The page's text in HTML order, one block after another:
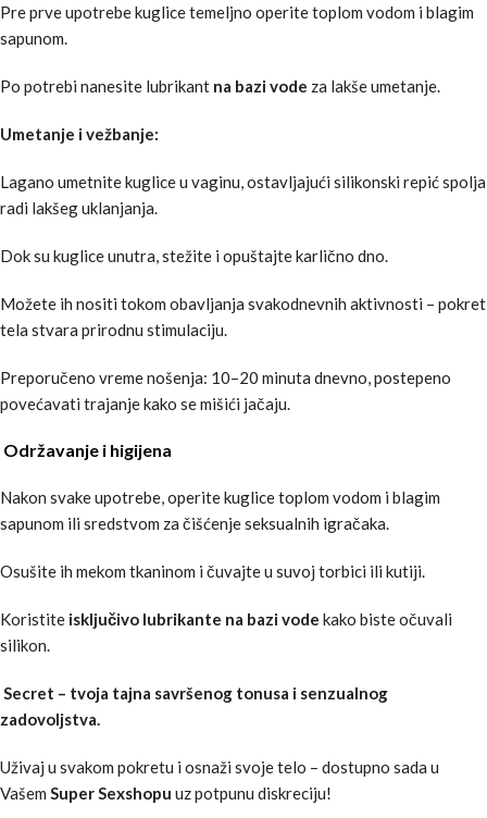
Pre prve upotrebe kuglice temeljno operite toplom vodom i blagim
sapunom.
Po potrebi nanesite lubrikant na bazi vode za lakše umetanje.
Umetanje i vežbanje:
Lagano umetnite kuglice u vaginu, ostavljajući silikonski repić spolja
radi lakšeg uklanjanja.
Dok su kuglice unutra, stežite i opuštajte karlično dno.
Možete ih nositi tokom obavljanja svakodnevnih aktivnosti – pokret
tela stvara prirodnu stimulaciju.
Preporučeno vreme nošenja: 10–20 minuta dnevno, postepeno
povećavati trajanje kako se mišići jačaju.
Održavanje i higijena
Nakon svake upotrebe, operite kuglice toplom vodom i blagim
sapunom ili sredstvom za čišćenje seksualnih igračaka.
Osušite ih mekom tkaninom i čuvajte u suvoj torbici ili kutiji.
Koristite isključivo lubrikante na bazi vode kako biste očuvali
silikon.
Secret – tvoja tajna savršenog tonusa i senzualnog
zadovoljstva.
Uživaj u svakom pokretu i osnaži svoje telo – dostupno sada u
Vašem Super Sexshopu uz potpunu diskreciju!